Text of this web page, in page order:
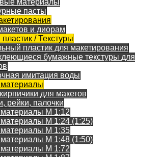
материалы
пасты
и диорам
/ Текстуры
пластик для макетирования
бумажные текстуры для
имитация воды
для макетов
рейки, палочки
M 1:12
M 1:24 (1:25)
M 1:35
M 1:48 (1:50)
M 1:72